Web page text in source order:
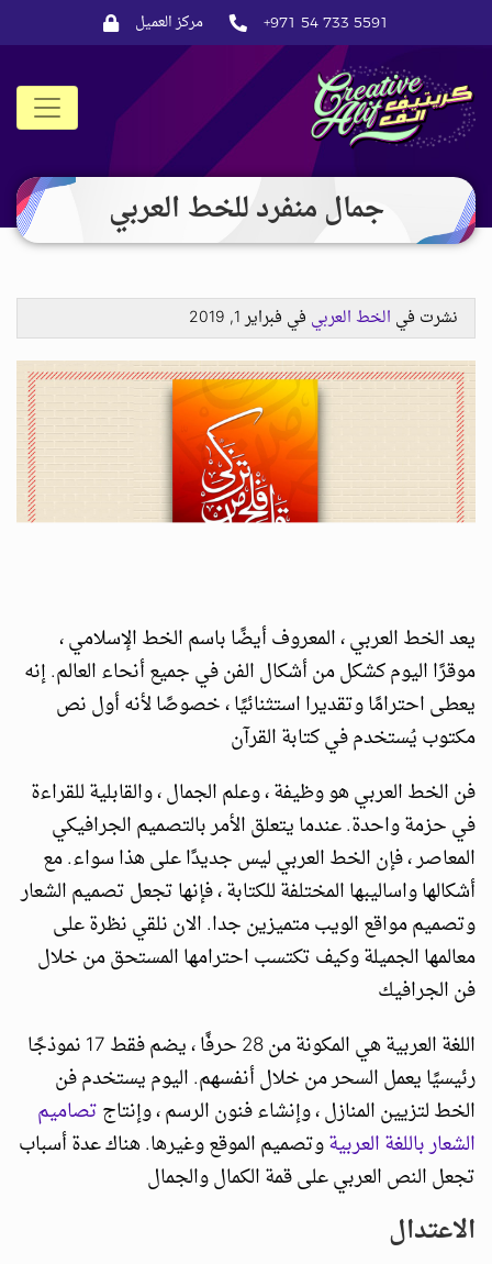
+971 54 733 5591 مركز العميل
CreativeAlif
جمال منفرد للخط العربي
نشرت في الخط العربي في فبراير 1, 2019
يعد الخط العربي ، المعروف أيضًا باسم الخط الإسلامي ،
موقرًا اليوم كشكل من أشكال الفن في جميع أنحاء العالم. إنه
يعطى احترامًا وتقديرا استثنائيًا ، خصوصًا لأنه أول نص
مكتوب يُستخدم في كتابة القرآن
فن الخط العربي هو وظيفة ، وعلم الجمال ، والقابلية للقراءة
في حزمة واحدة. عندما يتعلق الأمر بالتصميم الجرافيكي
المعاصر ، فإن الخط العربي ليس جديدًا على هذا سواء. مع
أشكالها واساليبها المختلفة للكتابة ، فإنها تجعل تصميم الشعار
وتصميم مواقع الويب متميزين جدا. الان نلقي نظرة على
معالمها الجميلة وكيف تكتسب احترامها المستحق من خلال
فن الجرافيك
اللغة العربية هي المكونة من 28 حرفًا ، يضم فقط 17 نموذجًا
رئيسيًا يعمل السحر من خلال أنفسهم. اليوم يستخدم فن
الخط لتزيين المنازل ، وإنشاء فنون الرسم ، وإنتاجتصاميم
الشعار باللغة العربيةوتصميم الموقع وغيرها. هناك عدة أسباب
تجعل النص العربي على قمة الكمال والجمال
الاعتدال